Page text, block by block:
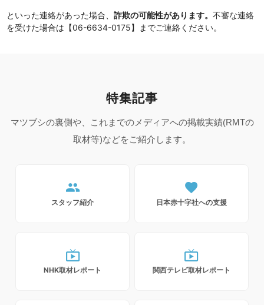
といった連絡があった場合、 詐欺の可能性があります。 不審な連絡
を受けた場合は【06-6634-0175】までご連絡ください。
特集記事
マツブシの裏側や、これまでのメディアへの掲載実績(RMTの
取材等)などをご紹介します。
people
スタッフ紹介
favorite
日本赤十字社への支援
live_tv
NHK取材レポート
live_tv
関西テレビ取材レポート